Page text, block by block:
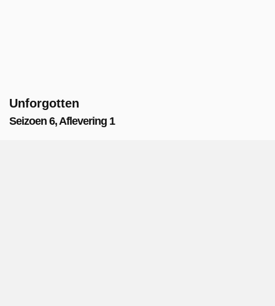
Unforgotten
Seizoen 6, Aflevering 1